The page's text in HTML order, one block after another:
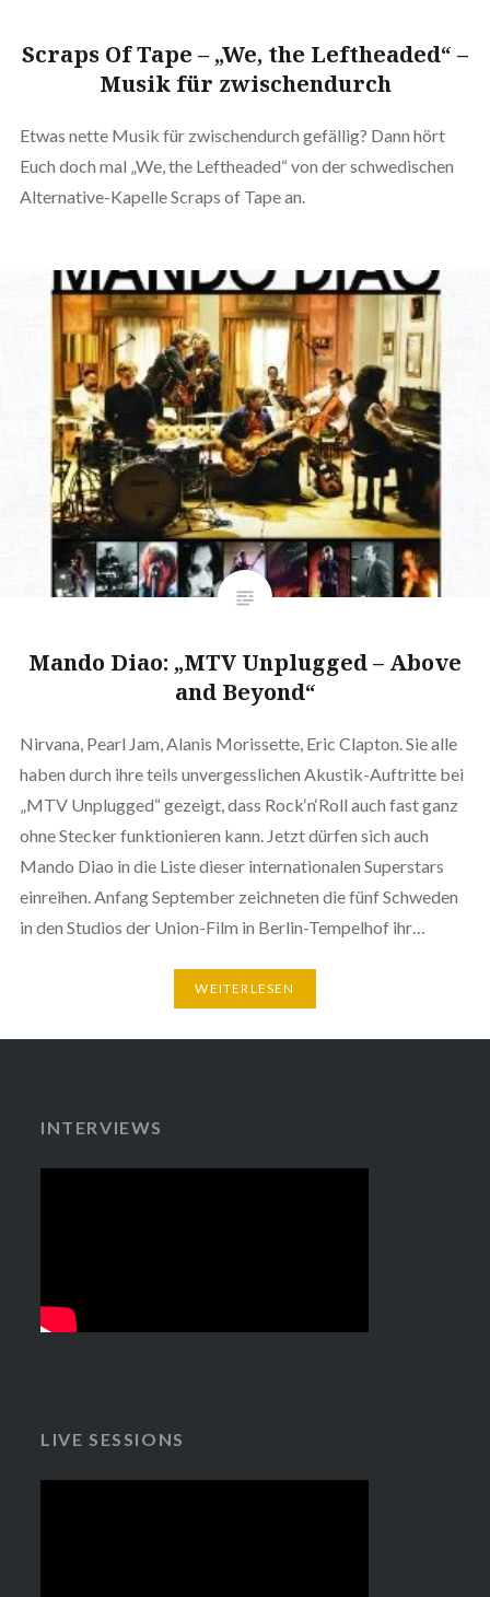
Scraps Of Tape – „We, the Leftheaded“ –
Musik für zwischendurch
Etwas nette Musik für zwischendurch gefällig? Dann hört
Euch doch mal „We, the Leftheaded“ von der schwedischen
Alternative-Kapelle Scraps of Tape an.
Mando Diao: „MTV Unplugged – Above
and Beyond“
Nirvana, Pearl Jam, Alanis Morissette, Eric Clapton. Sie alle
haben durch ihre teils unvergesslichen Akustik-Auftritte bei
„MTV Unplugged“ gezeigt, dass Rock‘n‘Roll auch fast ganz
ohne Stecker funktionieren kann. Jetzt dürfen sich auch
Mando Diao in die Liste dieser internationalen Superstars
einreihen. Anfang September zeichneten die fünf Schweden
in den Studios der Union-Film in Berlin-Tempelhof ihr…
WEITERLESEN
INTERVIEWS
LIVE SESSIONS